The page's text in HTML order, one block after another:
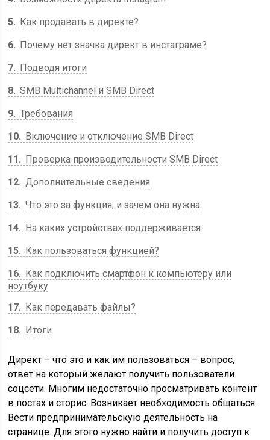
5
Как продавать в директе?
6
Почему нет значка директ в инстаграме?
7
Подводя итоги
8 SMB Multichannel и SMB Direct
9 Требования
10
Включение и отключение SMB Direct
11
Проверка производительности SMB Direct
12 Дополнительные сведения
13 Что это за функция, и зачем она нужна
14
На каких устройствах поддерживается
15
Как пользоваться функцией?
16
Как подключить смартфон к компьютеру или
ноутбуку
17
Как передавать файлы?
18
Итоги
Директ – что это и как им пользоваться – вопрос,
ответ на который желают получить пользователи
соцсети. Многим недостаточно просматривать контент
в постах и сторис. Возникает необходимость общаться.
Вести предпринимательскую деятельность на
странице. Для этого нужно найти и получить доступ к